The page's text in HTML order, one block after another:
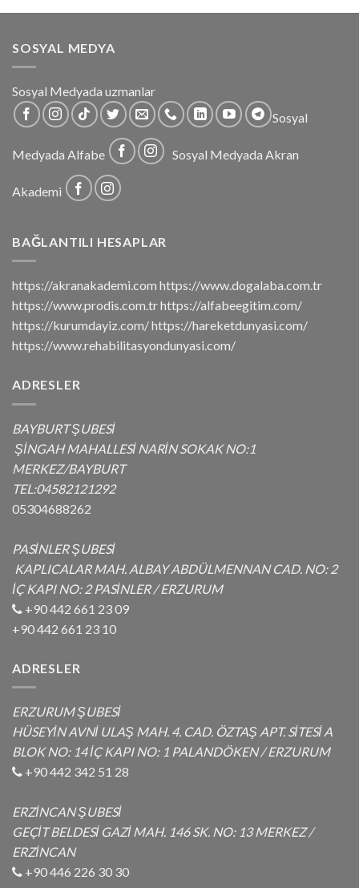
SOSYAL MEDYA
Sosyal Medyada uzmanlar
Sosyal
Medyada Alfabe Sosyal Medyada Akran
Akademi
BAĞLANTILI HESAPLAR
https://akranakademi.com https://www.dogalaba.com.tr
https://www.prodis.com.tr https://alfabeegitim.com/
https://kurumdayiz.com/ https://hareketdunyasi.com/
https://www.rehabilitasyondunyasi.com/
ADRESLER
BAYBURT ŞUBESİ
ŞİNGAH MAHALLESİ NARİN SOKAK NO:1
MERKEZ/BAYBURT
TEL:04582121292
05304688262
PASİNLER ŞUBESİ
KAPLICALAR MAH. ALBAY ABDÜLMENNAN CAD. NO: 2
İÇ KAPI NO: 2 PASİNLER / ERZURUM
+90 442 661 23 09
+90 442 661 23 10
ADRESLER
ERZURUM ŞUBESİ
HÜSEYİN AVNİ ULAŞ MAH. 4. CAD. ÖZTAŞ APT. SİTESİ A
BLOK NO: 14 İÇ KAPI NO: 1 PALANDÖKEN / ERZURUM
+90 442 342 51 28
ERZİNCAN ŞUBESİ
GEÇİT BELDESİ GAZİ MAH. 146 SK. NO: 13 MERKEZ /
ERZİNCAN
+90 446 226 30 30